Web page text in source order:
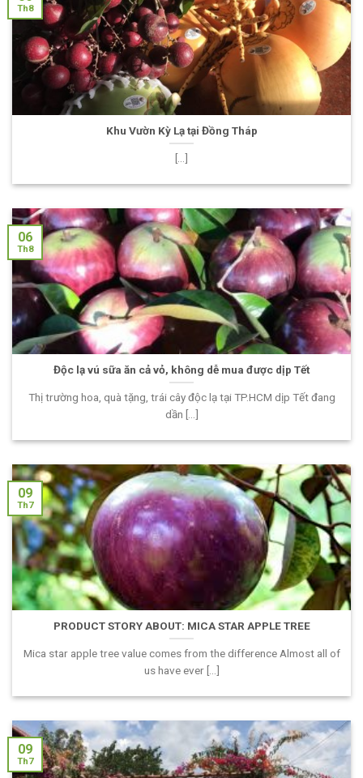
Khu Vườn Kỳ Lạ tại Đồng Tháp
[...]
Th8
Độc lạ vú sữa ăn cả vỏ, không dễ mua được dịp Tết
Thị trường hoa, quà tặng, trái cây độc lạ tại TP.HCM dịp Tết đang
dần [...]
06
Th8
PRODUCT STORY ABOUT: MICA STAR APPLE TREE
Mica star apple tree value comes from the difference Almost all of
us have ever [...]
09
Th7
09
Th7